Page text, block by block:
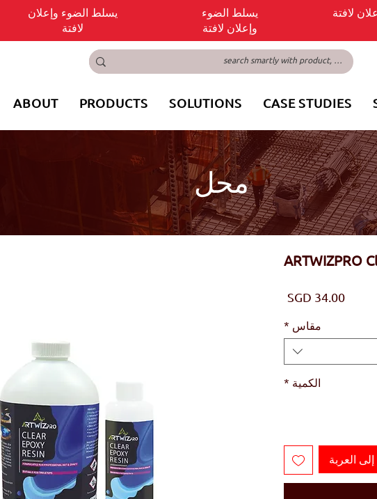
يسلط الضوء وإعلان
لافتة
يسلط الضوء
وإعلان لافتة
لافتة
ABOUT PRODUCTS SOLUTIONS CASE STUDIES
محل
ARTWIZPRO
مقاس *
الكمية *
العربة